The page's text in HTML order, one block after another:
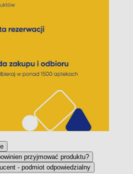
przyjmować produktu?
- podmiot odpowiedzialny